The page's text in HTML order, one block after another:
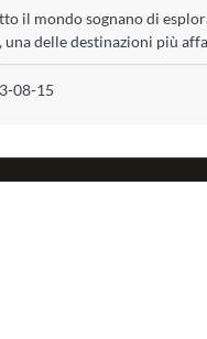
il mondo sognano di
una delle destinazioni più
08-15